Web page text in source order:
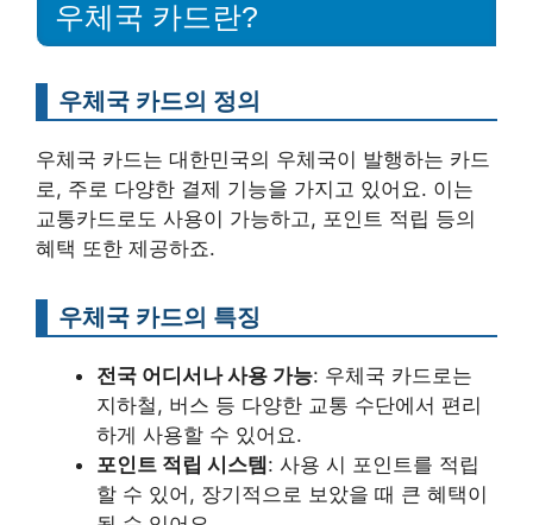
우체국 카드란?
우체국 카드의 정의
우체국 카드는 대한민국의 우체국이 발행하는 카드
로, 주로 다양한 결제 기능을 가지고 있어요. 이는
교통카드로도 사용이 가능하고, 포인트 적립 등의
혜택 또한 제공하죠.
우체국 카드의 특징
전국 어디서나 사용 가능: 우체국 카드로는
지하철, 버스 등 다양한 교통 수단에서 편리
하게 사용할 수 있어요.
포인트 적립 시스템 : 사용 시 포인트를 적립
할 수 있어, 장기적으로 보았을 때 큰 혜택이